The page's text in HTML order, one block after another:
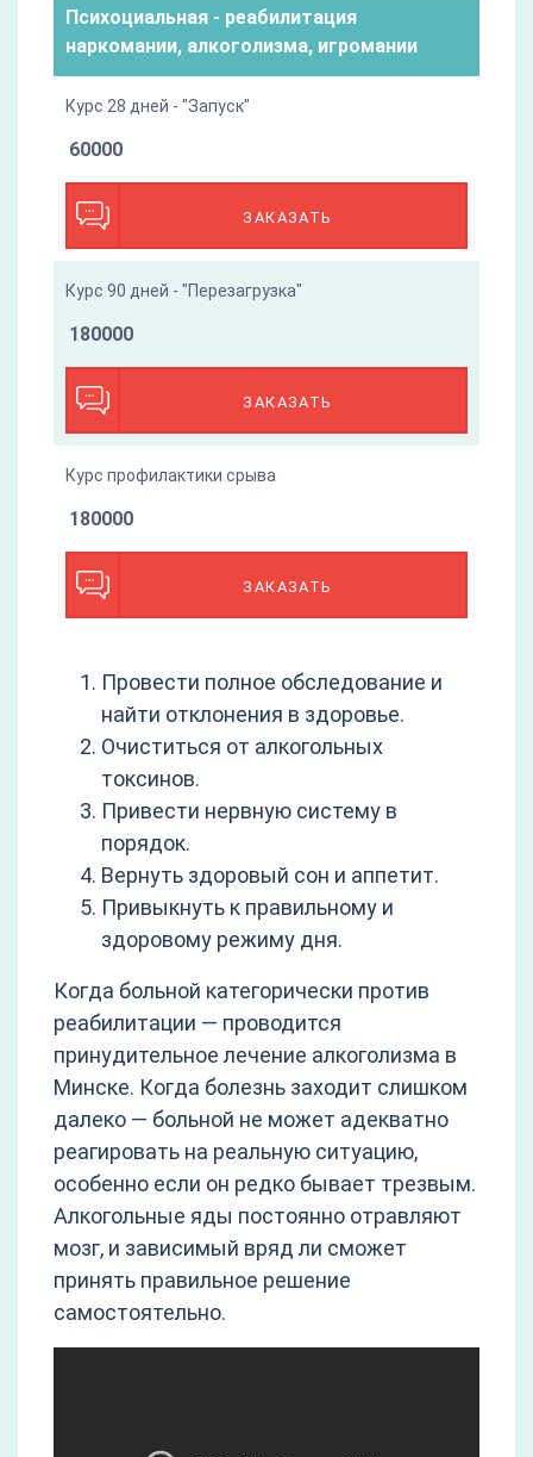
Психоциальная - реабилитация
наркомании, алкоголизма, игромании
Курс 28 дней - "Запуск"
ЗАКАЗАТЬ
60000
Курс 90 дней - "Перезагрузка"
ЗАКАЗАТЬ
180000
Курс профилактики срыва
ЗАКАЗАТЬ
180000
Провести полное обследование и
найти отклонения в здоровье.
Очиститься от алкогольных
токсинов.
Привести нервную систему в
порядок.
Вернуть здоровый сон и аппетит.
Привыкнуть к правильному и
здоровому режиму дня.
Когда больной категорически против
реабилитации — проводится
принудительное лечение алкоголизма в
Минске. Когда болезнь заходит слишком
далеко — больной не может адекватно
реагировать на реальную ситуацию,
особенно если он редко бывает трезвым.
Алкогольные яды постоянно отравляют
мозг, и зависимый вряд ли сможет
принять правильное решение
самостоятельно.